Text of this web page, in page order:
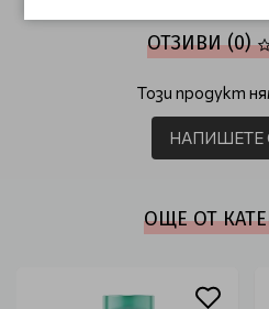
ОТЗИВИ (0)
Този продукт
НАПИШЕТЕ
ОЩЕ ОТ